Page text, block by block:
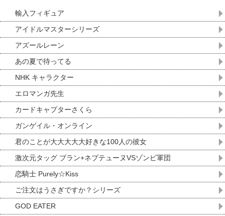
輸入フィギュア
アイドルマスターシリーズ
アズールレーン
あの夏で待ってる
NHK キャラクター
エロマンガ先生
カードキャプターさくら
ガンゲイル・オンライン
君のことが大大大大大好きな100人の彼女
激次元タッグ ブラン+ネプテューヌVSゾンビ軍団
恋騎士 Purely☆Kiss
ご注文はうさぎですか？シリーズ
GOD EATER